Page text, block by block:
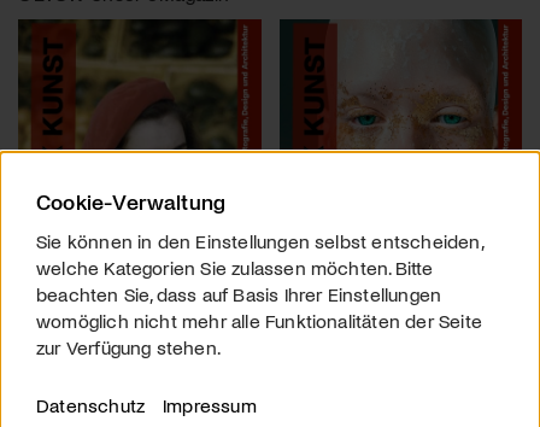
Cookie-Verwaltung
Sie können in den Einstellungen selbst entscheiden,
welche Kategorien Sie zulassen möchten. Bitte
beachten Sie, dass auf Basis Ihrer Einstellungen
womöglich nicht mehr alle Funktionalitäten der Seite
zur Verfügung stehen.
Datenschutz Impressum